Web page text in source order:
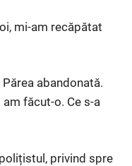
mi-am recăpătat
abandonată.
făcut-o. Ce s-a
privind spre